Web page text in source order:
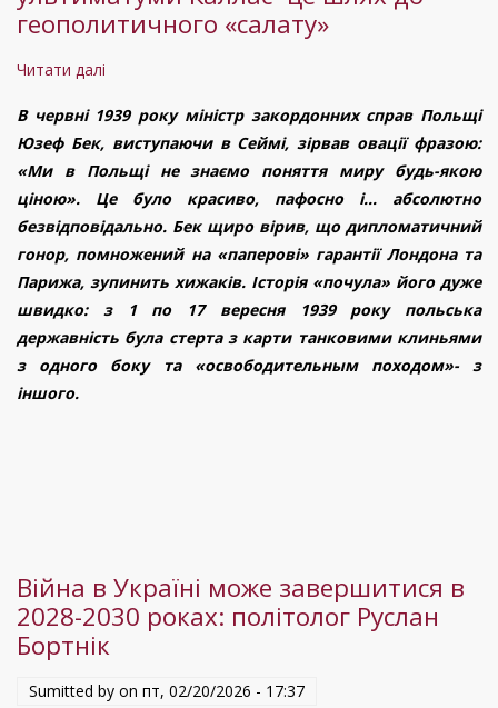
геополитичного «салату»
Читати далі
Юзефа
Бека:
чому
ультиматуми
Каллас-
це
шлях
до
геополитичного
«салату»
В червні 1939 року міністр закордонних справ Польщі
Юзеф Бек, виступаючи в Сеймі, зірвав овації фразою:
«Ми в Польщі не знаємо поняття миру будь-якою
ціною». Це було красиво, пафосно і... абсолютно
безвідповідально. Бек щиро вірив, що дипломатичний
гонор, помножений на «паперові» гарантії Лондона та
Парижа, зупинить хижаків. Історія «почула» його дуже
швидко: з 1 по 17 вересня 1939 року польська
державність була стерта з карти танковими клиньями
з одного боку та «освободительным походом»- з
іншого.
Війна в Україні може завершитися в
2028-2030 роках: політолог Руслан
Бортнік
Sumitted by on пт, 02/20/2026 - 17:37